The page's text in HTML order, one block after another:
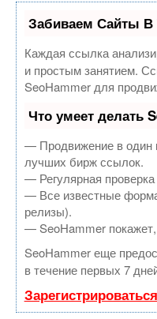
Забиваем Сайты
Каждая ссылка
и простым занятием.
SeoHammer для
Что умеет делать
— Продвижение в один
лучших бирж ссылок.
— Регулярная
— Все известные
релизы).
— SeoHammer покажет,
SeoHammer еще
в течение первых 7